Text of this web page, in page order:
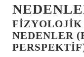
NEDENLER